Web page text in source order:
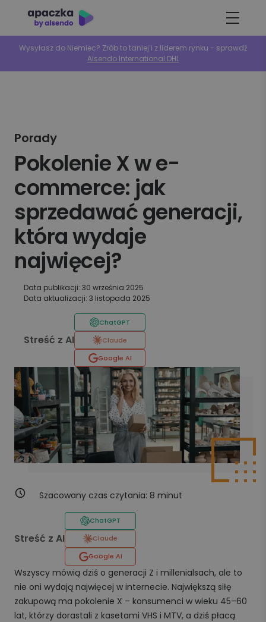
Wysyłasz do Niemiec? Zrób to taniej i z liderem rynku - sprawdź
Alsendo International DHL
Porady
Pokolenie X w e-
commerce: jak
sprzedawać generacji,
która wydaje
najwięcej?
Data publikacji: 30 września 2025
Data aktualizacji: 3 listopada 2025
Streść z AI
ChatGPT
Claude
Google AI
Szacowany czas czytania: 8 minut
Streść z AI
ChatGPT
Claude
Google AI
Wszyscy mówią dziś o generacji Z i millenialsach, ale to
nie oni wydają najwięcej w internecie. Największą siłę
zakupową ma pokolenie X – konsumenci w wieku 45–60
lat, którzy dorastali z kasetami VHS i MTV, a dziś płacą